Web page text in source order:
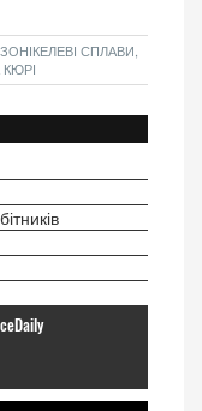
СПЛАВИ,